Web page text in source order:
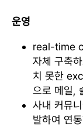
운영
real-time
자체 구축
치 못한
으로 메일,
사내 커뮤
발하여 연